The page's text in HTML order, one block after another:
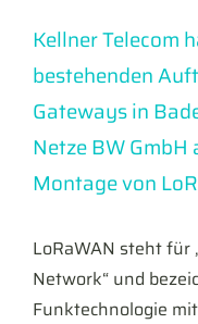
Kellner Telecom
bestehenden
Gateways in
Netze BW
Montage von
LoRaWAN steht für
Network“ und
Funktechnologie